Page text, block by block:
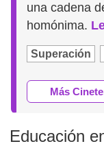
una cadena
homónima.
Superación
Más
Educación